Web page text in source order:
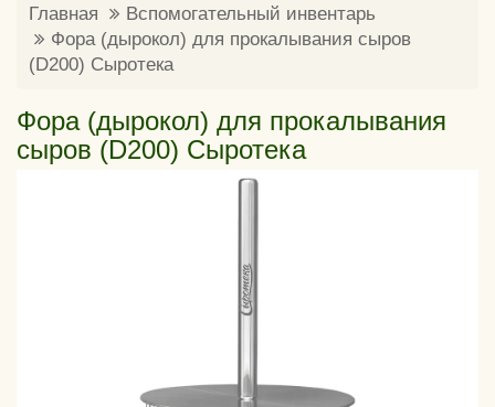
Главная
Вспомогательный инвентарь
Фора (дырокол) для прокалывания сыров
(D200) Сыротека
Фора (дырокол) для прокалывания
сыров (D200) Сыротека